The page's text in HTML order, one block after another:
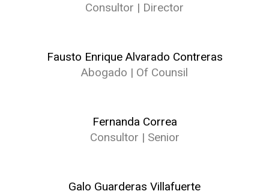
Consultor | Director
Fausto Enrique Alvarado Contreras
Abogado | Of Counsil
Fernanda Correa
Consultor | Senior
Galo Guarderas Villafuerte